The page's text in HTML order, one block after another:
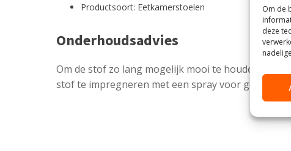
Om de
deze
Productsoort: Eetkamerstoelen
Onderhoudsadvies
Om de stof zo lang mogelijk mooi te houden wordt
stof te impregneren met een spray voor gebruik.